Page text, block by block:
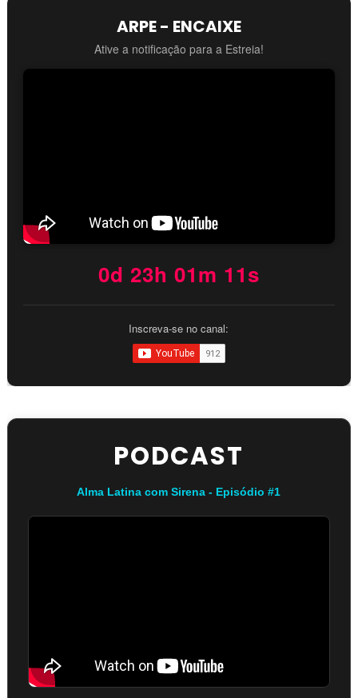
ARPE - ENCAIXE
Ative a notificação para a Estreia!
0d 23h 01m 10s
Inscreva-se no canal:
PODCAST
Alma Latina com Sirena - Episódio #1